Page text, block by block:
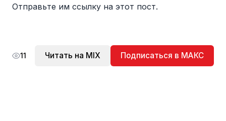
Отправьте им ссылку на этот пост.
11 Читать на MIX Подписаться в МАКС